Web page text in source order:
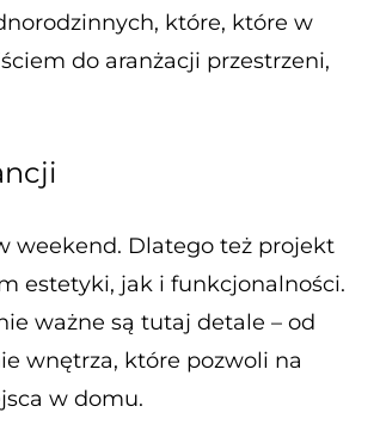
które, które w
do aranżacji przestrzeni,
weekend. Dlatego też projekt
estetyki, jak i funkcjonalności.
ważne są tutaj detale – od
wnętrza, które pozwoli na
w domu.